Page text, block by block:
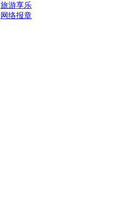
旅游享乐
网络报章